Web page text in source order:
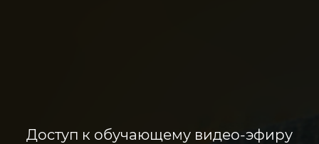
Доступ к обучающему видео-эфиру